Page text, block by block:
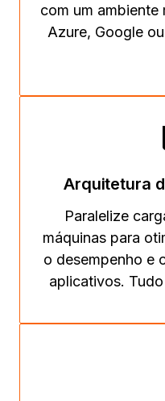
com um ambiente
Azure, Google
Arquitetura
Paralelize
máquinas para
o desempenho e
aplicativos.